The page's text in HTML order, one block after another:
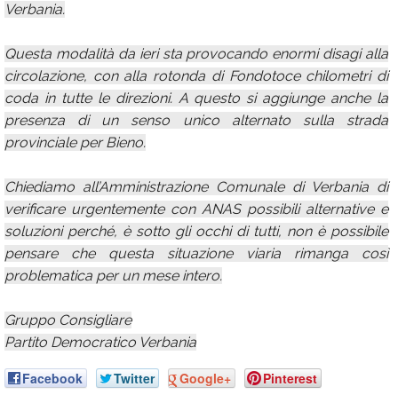
Verbania.
Questa modalità da ieri sta provocando enormi disagi alla
circolazione, con alla rotonda di Fondotoce chilometri di
coda in tutte le direzioni. A questo si aggiunge anche la
presenza di un senso unico alternato sulla strada
provinciale per Bieno.
Chiediamo all’Amministrazione Comunale di Verbania di
verificare urgentemente con ANAS possibili alternative e
soluzioni perché, è sotto gli occhi di tutti, non è possibile
pensare che questa situazione viaria rimanga così
problematica per un mese intero.
Gruppo Consigliare
Partito Democratico Verbania
Facebook Twitter Google+ Pinterest